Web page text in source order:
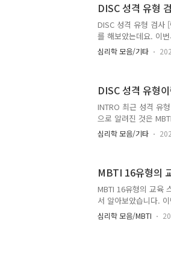
리의 뇌는 정보의 수
로는 미국의 과학자
방의 대한 호감도와
외모, 목소리,..
DISC 성격 유형
DISC 성격 유형 검사
를 해보았는데요. 이
서는 세상의 모든 테
고 싶다면 이전 시간
니다. aiselftest.com
형 검사 시작 사이트
각보다 다수의 인원
심리학 모음/기타
DISC 성격 유형
INTRO 최근 성격 유
으로 알려진 것은
는데요. 이번 시간에
고 합니다. DISC 성
번시간에는 DISC 성
스트 사이트를
니다. 오프라인의 진
심리학 모음/기타
MBTI 16유형의
MBTI 16유형의 교육
서 알아보았습니다.
ESTP, ISFP, ESFP에
고해주시길 바랍니다
심리학 모음/MBTI